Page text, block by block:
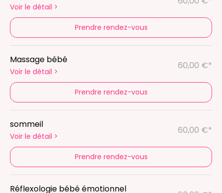
Voir le détail >
Prendre rendez-vous
Massage bébé
Voir le détail >
60,00 €*
Prendre rendez-vous
sommeil
Voir le détail >
60,00 €*
Prendre rendez-vous
Réflexologie bébé émotionnel